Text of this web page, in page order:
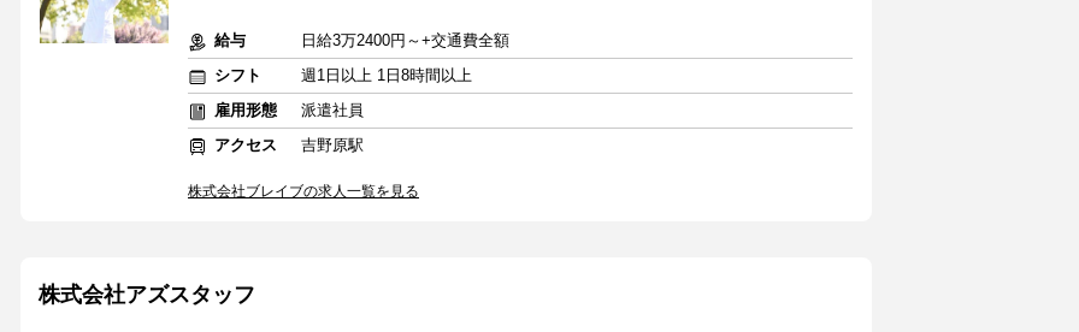
給与
日給3万2400円～+交通費全額
シフト
週1日以上 1日8時間以上
雇用形態
派遣社員
アクセス
吉野原駅
株式会社ブレイブの求人一覧を見る
株式会社アズスタッフ